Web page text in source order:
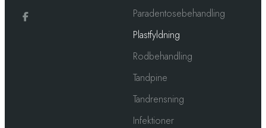
Paradentosebehandling
Plastfyldning
Rodbehandling
Tandpine
Tandrensning
Infektioner